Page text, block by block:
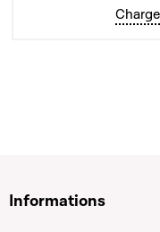
Informations